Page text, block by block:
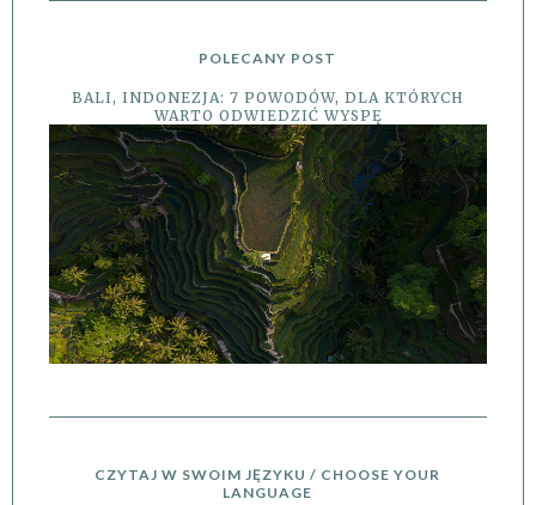
POLECANY POST
BALI, INDONEZJA: 7 POWODÓW, DLA KTÓRYCH
WARTO ODWIEDZIĆ WYSPĘ
CZYTAJ W SWOIM JĘZYKU / CHOOSE YOUR
LANGUAGE